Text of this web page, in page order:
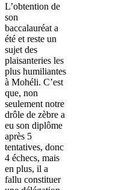
L’obtention de
son
baccalauréat a
été et reste un
sujet des
plaisanteries les
plus humiliantes
à Mohéli. C’est
que, non
seulement notre
drôle de zèbre a
eu son diplôme
après 5
tentatives, donc
4 échecs, mais
en plus, il a
fallu constituer